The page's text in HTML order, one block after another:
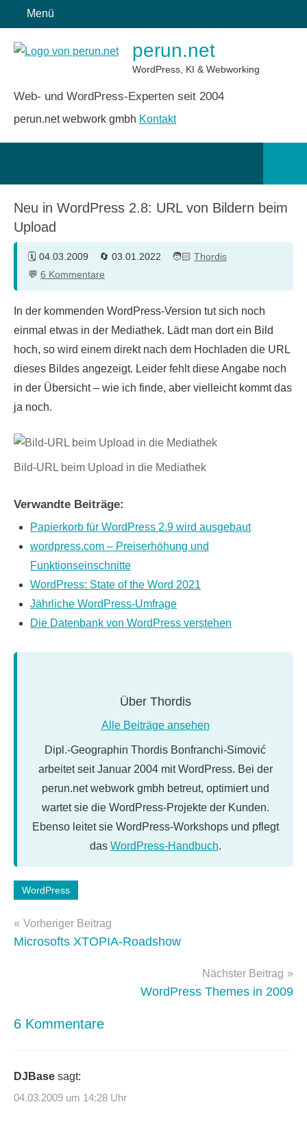
Inhalt
springen
Menü
perun.net
WordPress, KI & Webworking
Web- und WordPress-Experten seit 2004
perun.net webwork gmbh Kontakt
Neu in WordPress 2.8: URL von Bildern beim
Upload
04.03.2009 03.01.2022
Thordis
6 Kommentare
In der kommenden WordPress-Version tut sich noch
einmal etwas in der Mediathek. Lädt man dort ein Bild
hoch, so wird einem direkt nach dem Hochladen die URL
dieses Bildes angezeigt. Leider fehlt diese Angabe noch
in der Übersicht – wie ich finde, aber vielleicht kommt das
ja noch.
Bild-URL beim Upload in die Mediathek
Verwandte Beiträge:
Papierkorb für WordPress 2.9 wird ausgebaut
wordpress.com – Preiserhöhung und
Funktionseinschnitte
WordPress: State of the Word 2021
Jährliche WordPress-Umfrage
Die Datenbank von WordPress verstehen
Über Thordis
Alle Beiträge ansehen
Dipl.-Geographin Thordis Bonfranchi-Simović
arbeitet seit Januar 2004 mit WordPress. Bei der
perun.net webwork gmbh betreut, optimiert und
wartet sie die WordPress-Projekte der Kunden.
Ebenso leitet sie WordPress-Workshops und pflegt
das WordPress-Handbuch.
Schlagwörter:
upload,
WordPress
WordPress
Beitragsnavigation
Vorheriger Beitrag
Microsofts XTOPIA-Roadshow
Nächster Beitrag
WordPress Themes in 2009
6 Kommentare
DJBase sagt:
04.03.2009 um 14:28 Uhr